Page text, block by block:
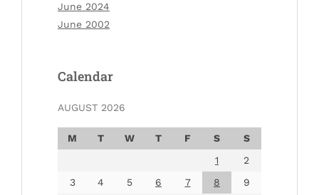
June 2024
June 2002
Calendar
AUGUST 2026
M T W T F S
S
1
2
3
4 5 6 7 8
9